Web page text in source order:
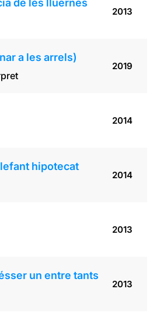
de les lluernes
2013
a les arrels)
2019
2014
hipotecat
2014
2013
un entre tants
2013